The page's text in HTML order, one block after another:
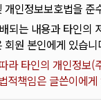
인정보보호법을 준
되는 내용과 타인의
원 본인에게 있습
라 타인의 개인정보
적책임은 글쓴이에